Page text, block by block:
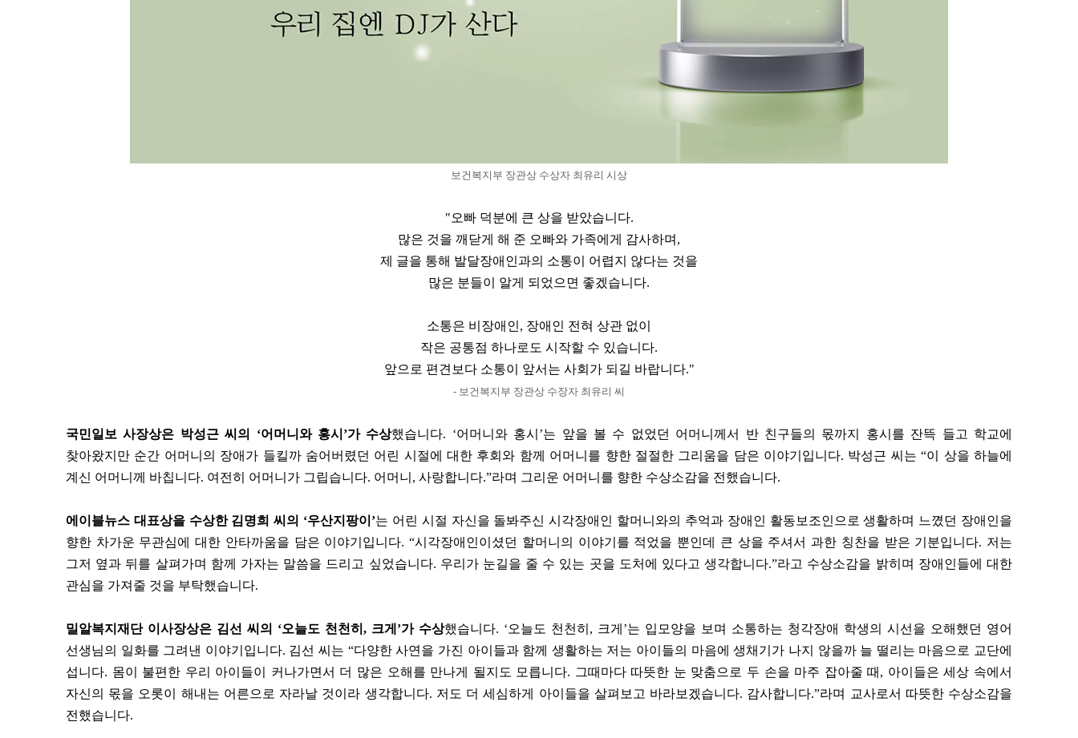
보건복지부 장관상 수상자 최유리 시상
"오빠 덕분에 큰 상을 받았습니다.
많은 것을 깨닫게 해 준 오빠와 가족에게 감사하며,
제 글을 통해 발달장애인과의 소통이 어렵지 않다는 것을
많은 분들이 알게 되었으면 좋겠습니다.
소통은 비장애인, 장애인 전혀 상관 없이
작은 공통점 하나로도 시작할 수 있습니다.
앞으로 편견보다 소통이 앞서는 사회가 되길 바랍니다."
- 보건복지부 장관상 수장자 최유리 씨
국민일보 사장상은 박성근 씨의 ‘어머니와 홍시’가 수상했습니다. ‘어머니와 홍시’는 앞을 볼 수 없었던 어머니께서 반 친구들의 몫까지 홍시를 잔뜩 들고 학교에
찾아왔지만 순간 어머니의 장애가 들킬까 숨어버렸던 어린 시절에 대한 후회와 함께 어머니를 향한 절절한 그리움을 담은 이야기입니다. 박성근 씨는 “이 상을 하늘에
계신 어머니께 바칩니다. 여전히 어머니가 그립습니다. 어머니, 사랑합니다.”라며 그리운 어머니를 향한 수상소감을 전했습니다.
에이블뉴스 대표상을 수상한 김명희 씨의 ‘우산지팡이’는 어린 시절 자신을 돌봐주신 시각장애인 할머니와의 추억과 장애인 활동보조인으로 생활하며 느꼈던 장애인을
향한 차가운 무관심에 대한 안타까움을 담은 이야기입니다. “시각장애인이셨던 할머니의 이야기를 적었을 뿐인데 큰 상을 주셔서 과한 칭찬을 받은 기분입니다. 저는
그저 옆과 뒤를 살펴가며 함께 가자는 말씀을 드리고 싶었습니다. 우리가 눈길을 줄 수 있는 곳을 도처에 있다고 생각합니다.”라고 수상소감을 밝히며 장애인들에 대한
관심을 가져줄 것을 부탁했습니다.
밀알복지재단 이사장상은 김선 씨의 ‘오늘도 천천히, 크게’가 수상했습니다. ‘오늘도 천천히, 크게’는 입모양을 보며 소통하는 청각장애 학생의 시선을 오해했던 영어
선생님의 일화를 그려낸 이야기입니다. 김선 씨는 “다양한 사연을 가진 아이들과 함께 생활하는 저는 아이들의 마음에 생채기가 나지 않을까 늘 떨리는 마음으로 교단에
섭니다. 몸이 불편한 우리 아이들이 커나가면서 더 많은 오해를 만나게 될지도 모릅니다. 그때마다 따뜻한 눈 맞춤으로 두 손을 마주 잡아줄 때, 아이들은 세상 속에서
자신의 몫을 오롯이 해내는 어른으로 자라날 것이라 생각합니다. 저도 더 세심하게 아이들을 살펴보고 바라보겠습니다. 감사합니다.”라며 교사로서 따뜻한 수상소감을
전했습니다.